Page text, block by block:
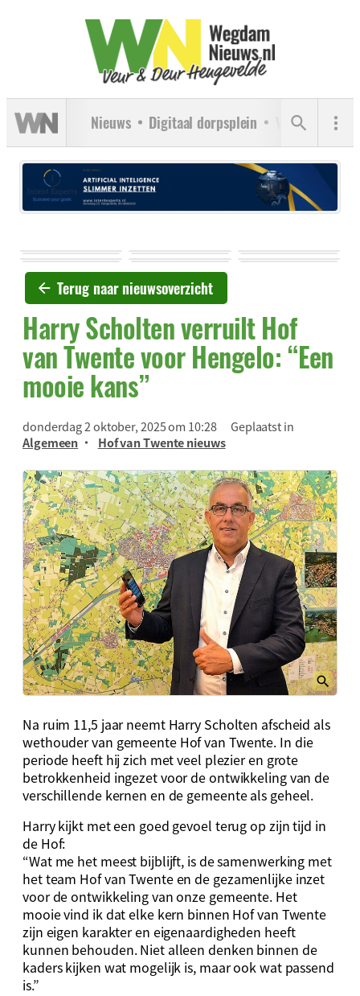
Nieuws Digitaal dorpsplein Verenigingen
Terug naar nieuwsoverzicht
Harry Scholten verruilt Hof
van Twente voor Hengelo: “Een
mooie kans”
donderdag 2 oktober, 2025 om 10:28
Geplaatst in
Algemeen
Hof van Twente nieuws
Na ruim 11,5 jaar neemt Harry Scholten afscheid als
wethouder van gemeente Hof van Twente. In die
periode heeft hij zich met veel plezier en grote
betrokkenheid ingezet voor de ontwikkeling van de
verschillende kernen en de gemeente als geheel.
Harry kijkt met een goed gevoel terug op zijn tijd in
de Hof:
“Wat me het meest bijblijft, is de samenwerking met
het team Hof van Twente en de gezamenlijke inzet
voor de ontwikkeling van onze gemeente. Het
mooie vind ik dat elke kern binnen Hof van Twente
zijn eigen karakter en eigenaardigheden heeft
kunnen behouden. Niet alleen denken binnen de
kaders kijken wat mogelijk is, maar ook wat passend
is.”